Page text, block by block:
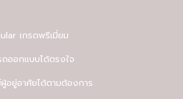
เกรดพรีเมี่ยม
ออกแบบได้ตรงใจ
ยู่อาศัยได้ตามต้องการ